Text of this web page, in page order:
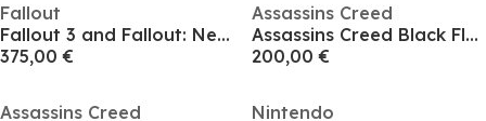
Fallout
Fallout 3 and Fallout: New Vegas Pip-Boy 3000
375,00 €
Assassins Creed
Assassins Creed Black Flag Resynced PS5 Collectors Edition
200,00 €
Assassins Creed
Nintendo